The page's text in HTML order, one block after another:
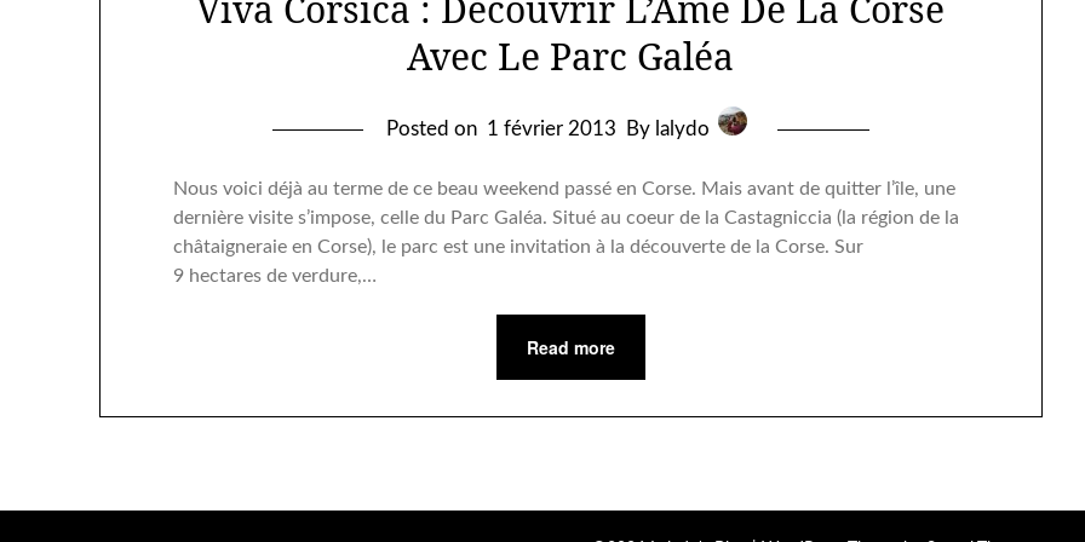
Avec Le Parc Galéa
Posted on 1 février 2013 By lalydo
Nous voici déjà au terme de ce beau weekend passé en Corse. Mais avant de quitter l’île, une
dernière visite s’impose, celle du Parc Galéa. Situé au coeur de la Castagniccia (la région de la
châtaigneraie en Corse), le parc est une invitation à la découverte de la Corse. Sur
9 hectares de verdure,…
Read more